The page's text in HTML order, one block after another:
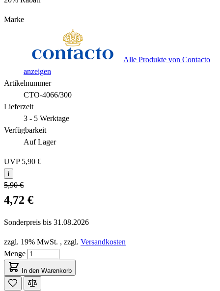
Marke
Alle Produkte von Contacto
anzeigen
Artikelnummer
CTO-4066/300
Lieferzeit
3 - 5 Werktage
Verfügbarkeit
Auf Lager
UVP 5,90 €
i
5,90 €
4,72 €
Sonderpreis bis 31.08.2026
zzgl. 19% MwSt. , zzgl. Versandkosten
Menge
In den Warenkorb